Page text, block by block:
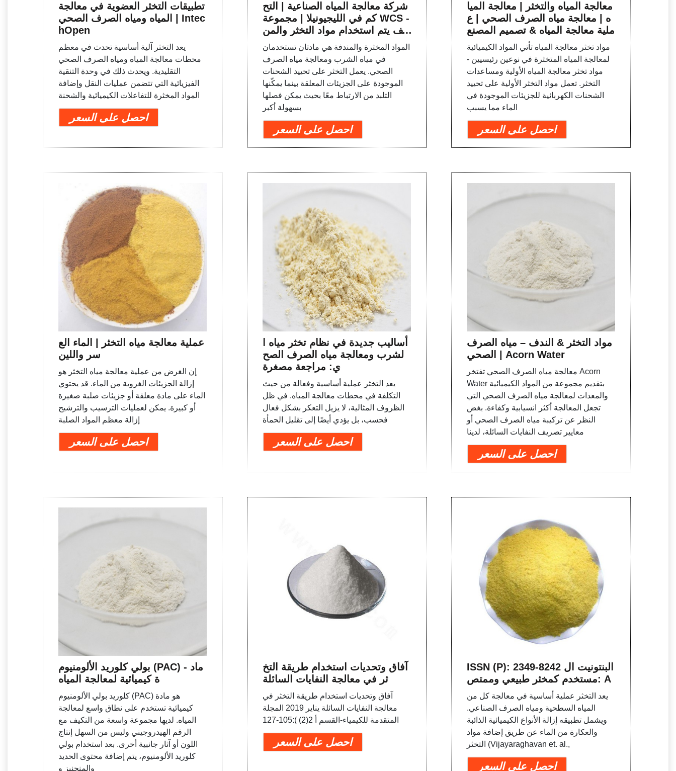
تطبيقات التخثر العضوية في معالجة
المياه ومياه الصرف الصحي | Intec
hOpen
يعد التخثر آلية أساسية تحدث في معظم
محطات معالجة المياه ومياه الصرف الصحي
التقليدية. ويحدث ذلك في وحدة التنقية
الفيزيائية التي تتضمن عمليات النقل وإضافة
المواد المخثرة للتفاعلات الكيميائية والشحنة
احصل على السعر
شركة معالجة المياه الصناعية | التح
كم في الليجيونيلا | مجموعة WCS -
كيف يتم استخدام مواد التخثر والمن
دفات في معالجة المياه ومياه الصر
ف الصحي؟
المواد المخثرة والمندفة هي مادتان تستخدمان
في مياه الشرب ومعالجة مياه الصرف
الصحي. يعمل التخثر على تحييد الشحنات
الموجودة على الجزيئات المعلقة بينما يمكّنها
التلبد من الارتباط معًا بحيث يمكن فصلها
بسهولة أكبر
احصل على السعر
معالجة المياه والتخثر | معالجة الميا
ه | معالجة مياه الصرف الصحي | ع
ملية معالجة المياه & تصميم المصنع
مواد تخثر معالجة المياه تأتي المواد الكيميائية
لمعالجة المياه المتخثرة في نوعين رئيسيين -
مواد تخثر معالجة المياه الأولية ومساعدات
التخثر. تعمل مواد التخثر الأولية على تحييد
الشحنات الكهربائية للجزيئات الموجودة في
الماء مما يسبب
احصل على السعر
عملية معالجة مياه التخثر | الماء الع
سر واللين
إن الغرض من عملية معالجة مياه التخثر هو
إزالة الجزيئات الغروية من الماء. قد يحتوي
الماء على مادة معلقة أو جزيئات صلبة صغيرة
أو كبيرة. يمكن لعمليات الترسيب والترشيح
إزالة معظم المواد الصلبة
احصل على السعر
أساليب جديدة في نظام تخثر مياه ا
لشرب ومعالجة مياه الصرف الصح
ي: مراجعة مصغرة
يعد التخثر عملية أساسية وفعالة من حيث
التكلفة في محطات معالجة المياه. في ظل
الظروف المثالية، لا يزيل التعكر بشكل فعال
فحسب، بل يؤدي أيضًا إلى تقليل الحمأة
احصل على السعر
مواد التخثر & الندف – مياه الصرف
الصحي | Acorn Water
معالجة مياه الصرف الصحي تفتخر Acorn
Water بتقديم مجموعة من المواد الكيميائية
والمعدات لمعالجة مياه الصرف الصحي التي
تجعل المعالجة أكثر انسيابية وكفاءة. بغض
النظر عن تركيبة مياه الصرف الصحي أو
معايير تصريف النفايات السائلة، لدينا
احصل على السعر
بولي كلوريد الألومنيوم (PAC) - ماد
ة كيميائية لمعالجة المياه
كلوريد بولي الألومنيوم (PAC) هو مادة
كيميائية تستخدم على نطاق واسع لمعالجة
المياه. لديها مجموعة واسعة من التكيف مع
الرقم الهيدروجيني وليس من السهل إنتاج
اللون أو آثار جانبية أخرى. بعد استخدام بولي
كلوريد الألومنيوم، يتم إضافة محتوى الحديد
والمنجنيز و
آفاق وتحديات استخدام طريقة التخ
ثر في معالجة النفايات السائلة
آفاق وتحديات استخدام طريقة التخثر في
معالجة النفايات السائلة يناير 2019 المجلة
المتقدمة للكيمياء-القسم أ 2(2) ):105-127
احصل على السعر
ISSN (P): 2349-8242 البنتونيت ال
مستخدم كمخثر طبيعي وممتص: A
يعد التخثر عملية أساسية في معالجة كل من
المياه السطحية ومياه الصرف الصناعي.
ويشمل تطبيقه إزالة الأنواع الكيميائية الذائبة
والعكارة من الماء عن طريق إضافة مواد
التخثر (Vijayaraghavan et. al.,
احصل على السعر